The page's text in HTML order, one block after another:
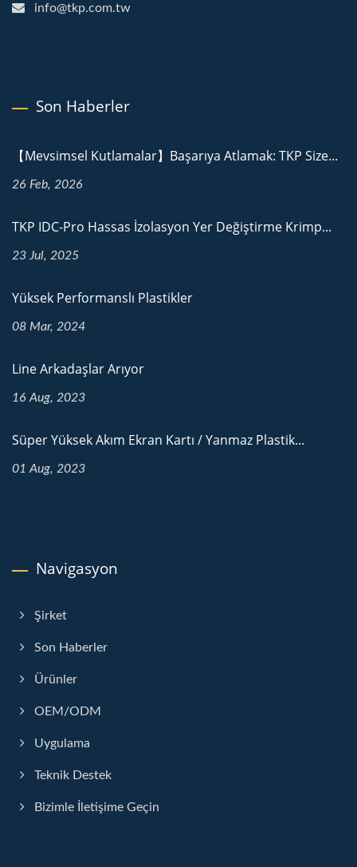
info@tkp.com.tw
Son Haberler
【Mevsimsel Kutlamalar】Başarıya Atlamak: TKP Size...
26 Feb, 2026
TKP IDC-Pro Hassas İzolasyon Yer Değiştirme Krimp...
23 Jul, 2025
Yüksek Performanslı Plastikler
08 Mar, 2024
Line Arkadaşlar Arıyor
16 Aug, 2023
Süper Yüksek Akım Ekran Kartı / Yanmaz Plastik...
01 Aug, 2023
Navigasyon
Şirket
Son Haberler
Ürünler
OEM/ODM
Uygulama
Teknik Destek
Bizimle İletişime Geçin